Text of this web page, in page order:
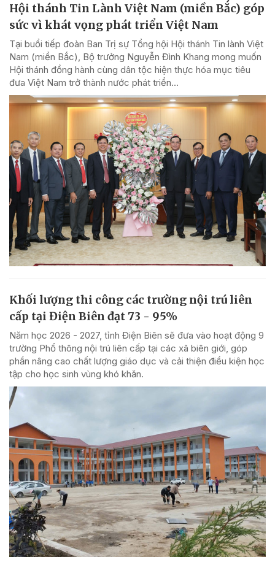
Hội thánh Tin Lành Việt Nam (miền Bắc) góp
sức vì khát vọng phát triển Việt Nam
Tại buổi tiếp đoàn Ban Trị sự Tổng hội Hội thánh Tin lành Việt
Nam (miền Bắc), Bộ trưởng Nguyễn Đình Khang mong muốn
Hội thánh đồng hành cùng dân tộc hiện thực hóa mục tiêu
đưa Việt Nam trở thành nước phát triển...
Khối lượng thi công các trường nội trú liên
cấp tại Điện Biên đạt 73 - 95%
Năm học 2026 - 2027, tỉnh Điện Biên sẽ đưa vào hoạt động 9
trường Phổ thông nội trú liên cấp tại các xã biên giới, góp
phần nâng cao chất lượng giáo dục và cải thiện điều kiện học
tập cho học sinh vùng khó khăn.